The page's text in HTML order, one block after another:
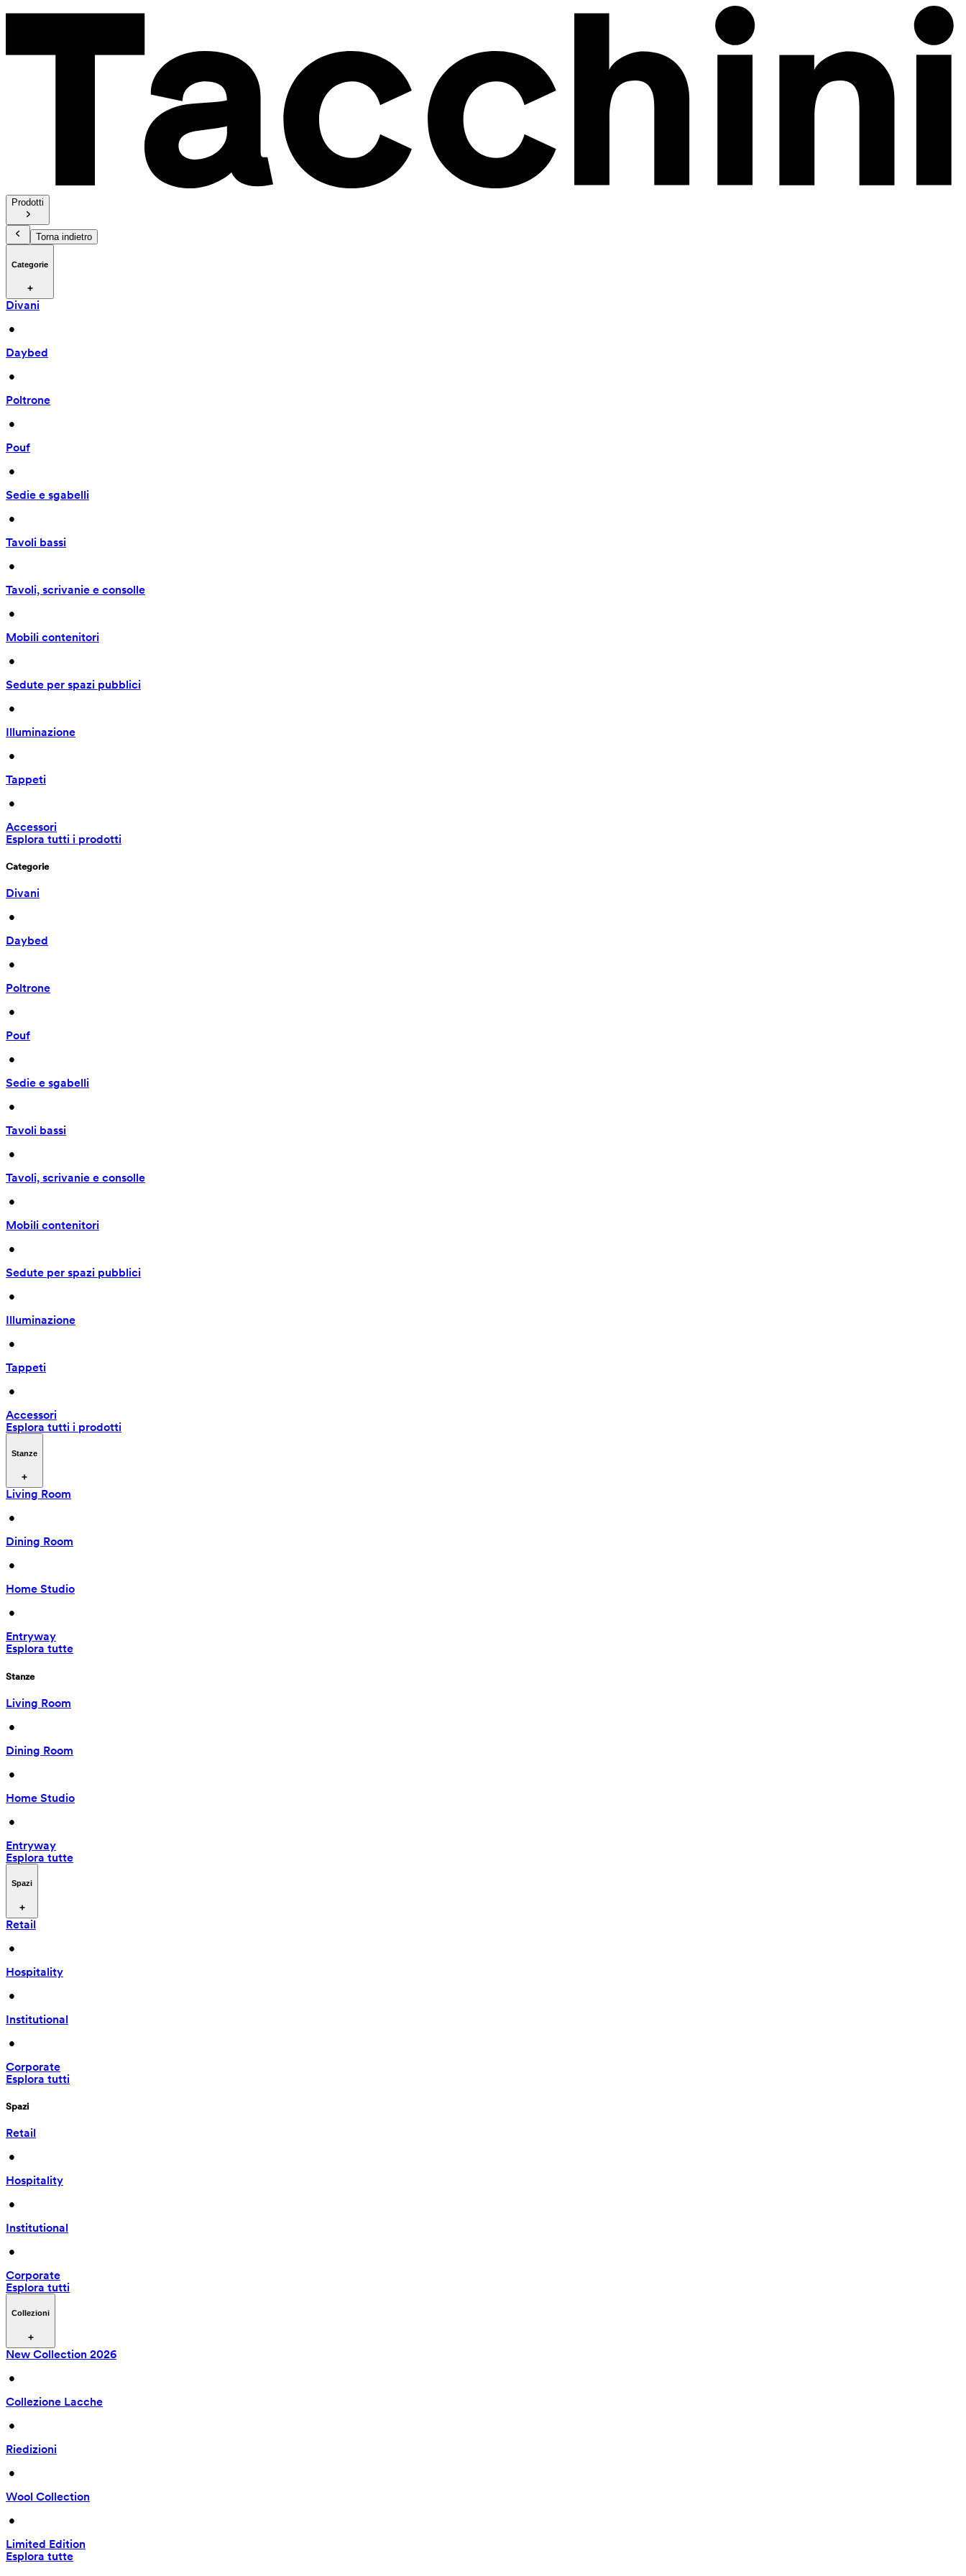
Prodotti
Torna indietro
Categorie
Divani
•
Daybed
•
Poltrone
•
Pouf
•
Sedie e sgabelli
•
Tavoli bassi
•
Tavoli, scrivanie e consolle
•
Mobili contenitori
•
Sedute per spazi pubblici
•
Illuminazione
•
Tappeti
•
Accessori
Esplora tutti i prodotti
Categorie
Divani
•
Daybed
•
Poltrone
•
Pouf
•
Sedie e sgabelli
•
Tavoli bassi
•
Tavoli, scrivanie e consolle
•
Mobili contenitori
•
Sedute per spazi pubblici
•
Illuminazione
•
Tappeti
•
Accessori
Esplora tutti i prodotti
Stanze
Living Room
•
Dining Room
•
Home Studio
•
Entryway
Esplora tutte
Stanze
Living Room
•
Dining Room
•
Home Studio
•
Entryway
Esplora tutte
Spazi
Retail
•
Hospitality
•
Institutional
•
Corporate
Esplora tutti
Spazi
Retail
•
Hospitality
•
Institutional
•
Corporate
Esplora tutti
Collezioni
New Collection 2026
•
Collezione Lacche
•
Riedizioni
•
Wool Collection
•
Limited Edition
Esplora tutte